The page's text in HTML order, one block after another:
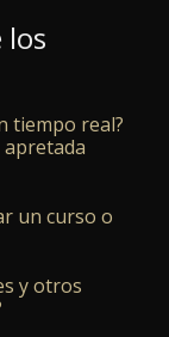
tiempo real?
apretada
un curso o
y otros